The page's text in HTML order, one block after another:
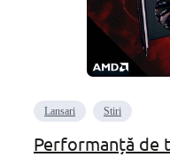
Lansari Stiri
Performanță de